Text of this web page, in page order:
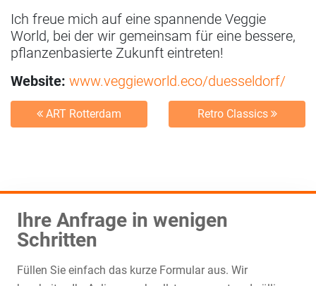
Ich freue mich auf eine spannende Veggie
World, bei der wir gemeinsam für eine bessere,
pflanzenbasierte Zukunft eintreten!
Website: www.veggieworld.eco/duesseldorf/
ART Rotterdam Retro Classics
Ihre Anfrage in wenigen
Schritten
Füllen Sie einfach das kurze Formular aus. Wir